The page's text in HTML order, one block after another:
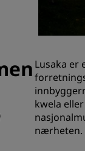
Lusaka er
kwela
nærheten.